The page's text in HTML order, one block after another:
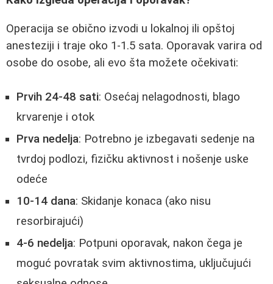
Operacija se obično izvodi u lokalnoj ili opštoj
anesteziji i traje oko 1-1.5 sata. Oporavak varira od
osobe do osobe, ali evo šta možete očekivati:
Prvih 24-48 sati: Osećaj nelagodnosti, blago
krvarenje i otok
Prva nedelja: Potrebno je izbegavati sedenje na
tvrdoj podlozi, fizičku aktivnost i nošenje uske
odeće
10-14 dana: Skidanje konaca (ako nisu
resorbirajući)
4-6 nedelja: Potpuni oporavak, nakon čega je
moguć povratak svim aktivnostima, uključujući